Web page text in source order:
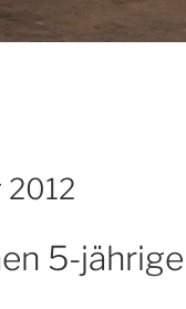
2012
5-